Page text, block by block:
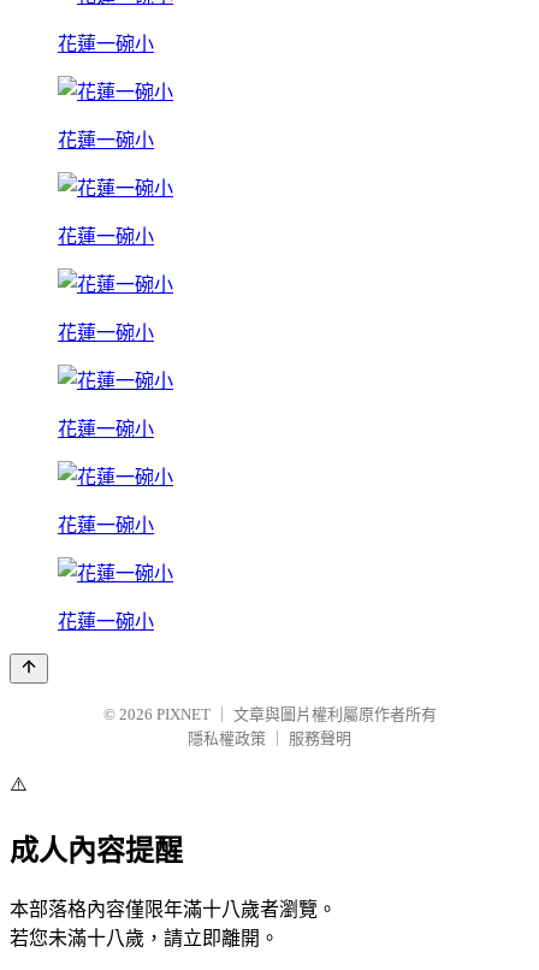
花蓮一碗小
花蓮一碗小
花蓮一碗小
花蓮一碗小
花蓮一碗小
花蓮一碗小
花蓮一碗小
© 2026 PIXNET
文章與圖片權利屬原作者所有
隱私權政策
服務聲明
⚠️
成人內容提醒
本部落格內容僅限年滿十八歲者瀏覽。
若您未滿十八歲，請立即離開。